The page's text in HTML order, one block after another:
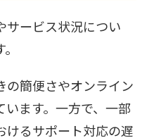
サービス状況につい
の簡便さやオンライン
ます。一方で、一部
けるサポート対応の遅